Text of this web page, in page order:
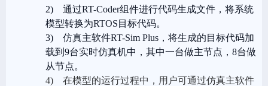
2)
通过RT-Coder组件进行代码生成文件，将系统
模型转换为RTOS目标代码。
3)
仿真主软件RT-Sim Plus ，将生成的目标代码加
载到9台实时仿真机中，其中一台做主节点，8台做
从节点。
4)
在模型的运行过程中，用户可通过仿真主软件